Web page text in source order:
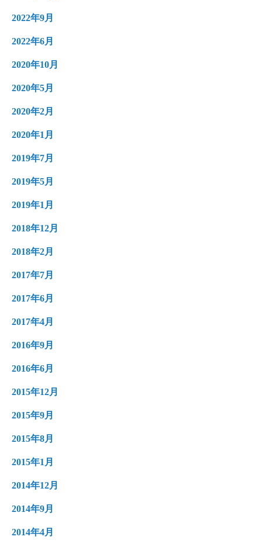
2022年9月
2022年6月
2020年10月
2020年5月
2020年2月
2020年1月
2019年7月
2019年5月
2019年1月
2018年12月
2018年2月
2017年7月
2017年6月
2017年4月
2016年9月
2016年6月
2015年12月
2015年9月
2015年8月
2015年1月
2014年12月
2014年9月
2014年4月